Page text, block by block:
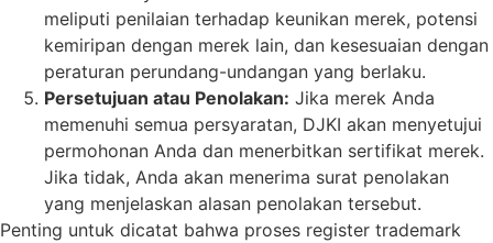
meliputi penilaian terhadap keunikan merek, potensi
kemiripan dengan merek lain, dan kesesuaian dengan
peraturan perundang-undangan yang berlaku.
Persetujuan atau Penolakan: Jika merek Anda
memenuhi semua persyaratan, DJKI akan menyetujui
permohonan Anda dan menerbitkan sertifikat merek.
Jika tidak, Anda akan menerima surat penolakan
yang menjelaskan alasan penolakan tersebut.
Penting untuk dicatat bahwa proses register trademark